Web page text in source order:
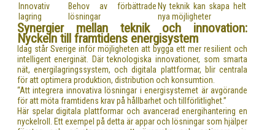
Innovativ
lagring
Behov av förbättrade
lösningar
Ny teknik kan skapa helt
nya möjligheter
Synergier mellan teknik och innovation:
Nyckeln till framtidens energisystem
Idag står Sverige inför möjligheten att bygga ett mer resilient och
intelligent energinät. Där teknologiska innovationer, som smarta
nät, energilagringssystem, och digitala plattformar, blir centrala
för att optimera produktion, distribution och konsumtion.
“Att integrera innovativa lösningar i energisystemet är avgörande
för att möta framtidens krav på hållbarhet och tillförlitlighet.”
Här spelar digitala plattformar och avancerad energihantering en
nyckelroll. Ett exempel på detta är appar och lösningar som hjälper